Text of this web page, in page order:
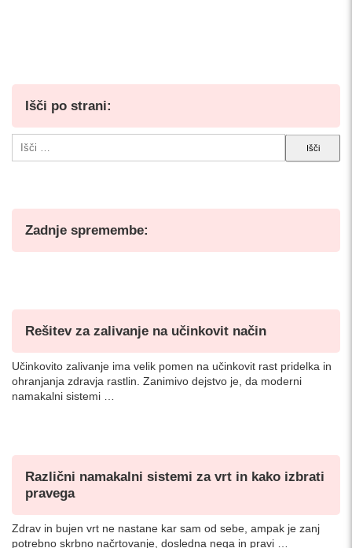
Išči po strani:
Zadnje spremembe:
Rešitev za zalivanje na učinkovit način
Učinkovito zalivanje ima velik pomen na učinkovit rast pridelka in
ohranjanja zdravja rastlin. Zanimivo dejstvo je, da moderni
namakalni sistemi …
Različni namakalni sistemi za vrt in kako izbrati
pravega
Zdrav in bujen vrt ne nastane kar sam od sebe, ampak je zanj
potrebno skrbno načrtovanje, dosledna nega in pravi …